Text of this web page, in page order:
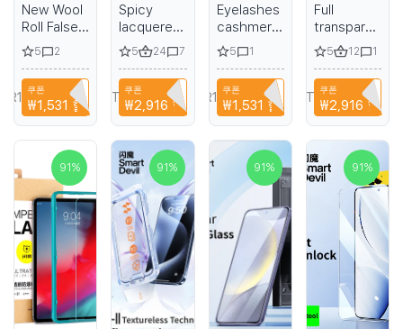
New Wool
Roll False
Eyelash W
Wavy
Shape Curl
Volume
Eyelash
Extension
Fluffy Soft
Full DIY 3D
5D Cat
Eye Lash
Extension
5 2
쿠폰
₩1,531 할인
Spicy
lacquered
high-
heeled
sandals
handmade
high-
heeled
sandals 7
inches 15-
17-20cm
5 24 7
쿠폰
₩2,916 할인
T9TRTFBTWTZN
Eyelashes
cashmere
for
extensions
individual
dark black
5 1
쿠폰
₩1,531 할인
A6R1B6EH1PPA
Full
transparent
crystal
high heel
pole
dancing
star model
shoes
summer
banquet
stage
sandals
15-17cm
5 12 1
쿠폰
₩2,916 할인
T9TRTFBTWTZN
91% 91% 91% 91%